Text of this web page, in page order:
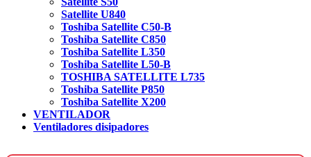
Satellite U840
Toshiba Satellite C50-B
Toshiba Satellite C850
Toshiba Satellite L350
Toshiba Satellite L50-B
TOSHIBA SATELLITE L735
Toshiba Satellite P850
Toshiba Satellite X200
VENTILADOR
Ventiladores disipadores